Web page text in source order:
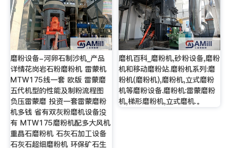
磨粉设备-河卵石制沙机_产品
详情花岗岩石粉磨粉机 雷蒙机
MTW175线一套 欧版 雷蒙磨
五代机型的性能及制粉流程图
负压雷蒙磨 投资一套雷蒙磨粉
机多钱 省有双灰粉磨机设备没
有 MTW175磨粉机配多大风机
重晶石磨粉机 石灰石加工设备
石灰石超细磨粉机 环保矿石生
磨机百科_磨粉机,砂粉设备,磨粉
机和移动磨粉站.磨粉机系列:磨
粉机(磨粉机),磨粉机,立式磨粉
机等磨粉设备.磨粉机:雷蒙磨粉
机,梯形磨粉机,立式磨机.。